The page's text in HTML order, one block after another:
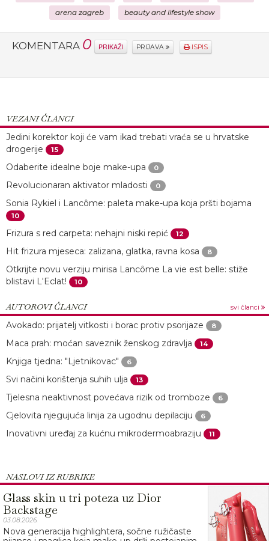
arena zagreb beauty and lifestyle show
KOMENTARA 0 PRIKAŽI PRIJAVA ISPIS
VEZANI ČLANCI
Jedini korektor koji će vam ikad trebati vraća se u hrvatske
drogerije
15
Odaberite idealne boje make-upa 0
Revolucionaran aktivator mladosti 0
Sonia Rykiel i Lancôme: paleta make-upa koja pršti bojama
10
Frizura s red carpeta: nehajni niski repić 12
Hit frizura mjeseca: zalizana, glatka, ravna kosa 8
Otkrijte novu verziju mirisa Lancôme La vie est belle: stiže
blistavi L'Eclat!
10
AUTOROVI ČLANCI svi članci
Avokado: prijatelj vitkosti i borac protiv psorijaze 8
Maca prah: moćan saveznik ženskog zdravlja 14
Knjiga tjedna: "Ljetnikovac" 6
Svi načini korištenja suhih ulja 13
Tjelesna neaktivnost povećava rizik od tromboze 6
Cjelovita njegujuća linija za ugodnu depilaciju 6
Inovativni uređaj za kućnu mikrodermoabraziju 11
NASLOVI IZ RUBRIKE
Glass skin u tri poteza uz Dior
Backstage
03.08.2026.
Nova generacija highlightera, sočne ružičaste